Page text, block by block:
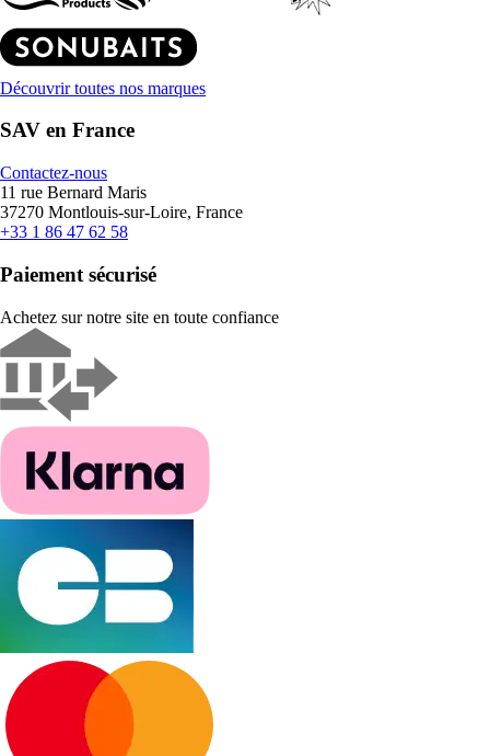
Découvrir toutes nos marques
SAV en France
Contactez-nous
11 rue Bernard Maris
37270 Montlouis-sur-Loire, France
+33 1 86 47 62 58
Paiement sécurisé
Achetez sur notre site en toute confiance